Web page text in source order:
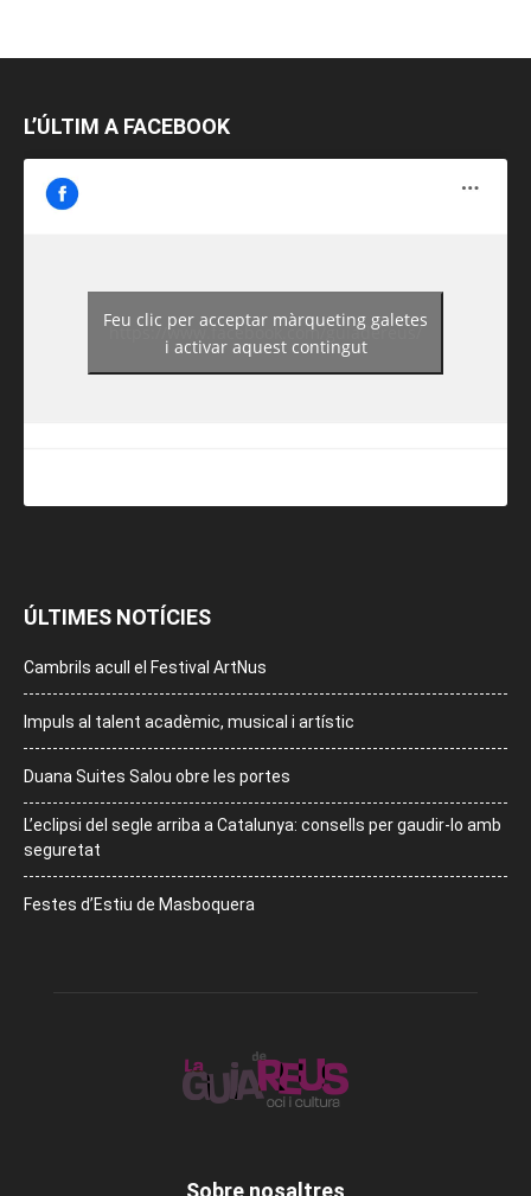
L’ÚLTIM A FACEBOOK
https://www.facebook.com/guiadereus/
Feu clic per acceptar màrqueting galetes
i activar aquest contingut
ÚLTIMES NOTÍCIES
Cambrils acull el Festival ArtNus
Impuls al talent acadèmic, musical i artístic
Duana Suites Salou obre les portes
L’eclipsi del segle arriba a Catalunya: consells per gaudir-lo amb
seguretat
Festes d’Estiu de Masboquera